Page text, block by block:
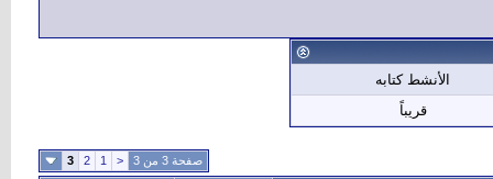
الأنشط كتابه
قريباً
صفحة 3 من 3 <
1
2
3